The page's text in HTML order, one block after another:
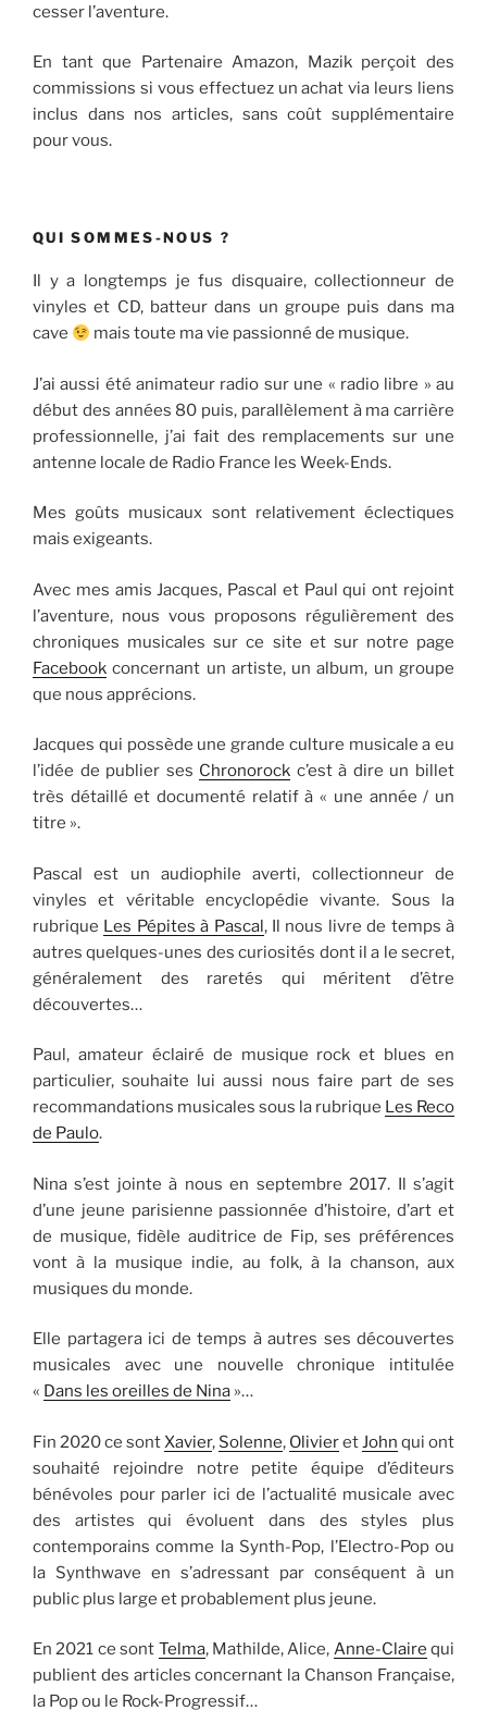
cesser l’aventure.
En tant que Partenaire Amazon, Mazik perçoit des
commissions si vous effectuez un achat via leurs liens
inclus dans nos articles, sans coût supplémentaire
pour vous.
QUI SOMMES-NOUS ?
Il y a longtemps je fus disquaire, collectionneur de
vinyles et CD, batteur dans un groupe puis dans ma
cave
mais toute ma vie passionné de musique.
J’ai aussi été animateur radio sur une « radio libre » au
début des années 80 puis, parallèlement à ma carrière
professionnelle, j’ai fait des remplacements sur une
antenne locale de Radio France les Week-Ends.
Mes goûts musicaux sont relativement éclectiques
mais exigeants.
Avec mes amis Jacques, Pascal et Paul qui ont rejoint
l’aventure, nous vous proposons régulièrement des
chroniques musicales sur ce site et sur notre page
Facebook concernant un artiste, un album, un groupe
que nous apprécions.
Jacques qui possède une grande culture musicale a eu
l’idée de publier ses Chronorock c’est à dire un billet
très détaillé et documenté relatif à « une année / un
titre ».
Pascal est un audiophile averti, collectionneur de
vinyles et véritable encyclopédie vivante. Sous la
rubrique Les Pépites à Pascal, Il nous livre de temps à
autres quelques-unes des curiosités dont il a le secret,
généralement des raretés qui méritent d’être
découvertes…
Paul, amateur éclairé de musique rock et blues en
particulier, souhaite lui aussi nous faire part de ses
recommandations musicales sous la rubrique Les Reco
de Paulo.
Nina s’est jointe à nous en septembre 2017. Il s’agit
d’une jeune parisienne passionnée d’histoire, d’art et
de musique, fidèle auditrice de Fip, ses préférences
vont à la musique indie, au folk, à la chanson, aux
musiques du monde.
Elle partagera ici de temps à autres ses découvertes
musicales avec une nouvelle chronique intitulée
« Dans les oreilles de Nina »…
Fin 2020 ce sontXavier, Solenne, OlivieretJohn qui ont
souhaité rejoindre notre petite équipe d’éditeurs
bénévoles pour parler ici de l’actualité musicale avec
des artistes qui évoluent dans des styles plus
contemporains comme la Synth-Pop, l’Electro-Pop ou
la Synthwave en s’adressant par conséquent à un
public plus large et probablement plus jeune.
En 2021 ce sont Telma, Mathilde, Alice, Anne-Claire qui
publient des articles concernant la Chanson Française,
la Pop ou le Rock-Progressif…